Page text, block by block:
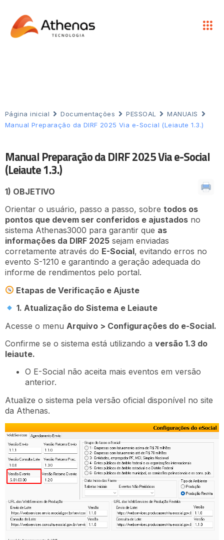
Página inicial Documentações PESSOAL
MANUAIS
Manual Preparação da DIRF 2025 Via e-Social (Leiaute 1.3.)
Manual Preparação da DIRF 2025 Via e-Social
(Leiaute 1.3.)
1) OBJETIVO
Orientar o usuário, passo a passo, sobre todos os
pontos que devem ser conferidos e ajustados no
sistema Athenas3000 para garantir que as
informações da DIRF 2025 sejam enviadas
corretamente através do E-Social, evitando erros no
evento S-1210 e garantindo a geração adequada do
informe de rendimentos pelo portal.
Etapas de Verificação e Ajuste
1. Atualização do Sistema e Leiaute
Acesse o menu Arquivo > Configurações do e-Social.
Confirme se o sistema está utilizando a versão 1.3 do
leiaute.
O E-Social não aceita mais eventos em versão
anterior.
Atualize o sistema pela versão oficial disponível no site
da Athenas.